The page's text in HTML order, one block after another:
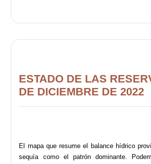
ESTADO DE LAS
DE DICIEMBRE DE 2022
El mapa que resume el balance hídrico
sequía como el patrón dominante.